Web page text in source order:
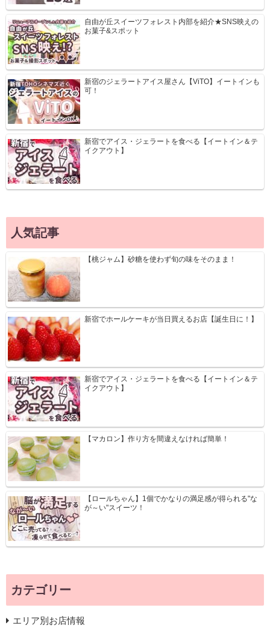
自由が丘スイーツフォレスト内部を紹介★SNS映えの
お菓子&スポット
新宿のジェラートアイス屋さん【ViTO】イートインも
可！
新宿でアイス・ジェラートを食べる【イートイン＆テ
イクアウト】
人気記事
【桃ジャム】砂糖を使わず旬の味をそのまま！
新宿でホールケーキが当日買えるお店【誕生日に！】
新宿でアイス・ジェラートを食べる【イートイン＆テ
イクアウト】
【マカロン】作り方を間違えなければ簡単！
【ロールちゃん】1個でかなりの満足感が得られる"な
が～い"スイーツ！
カテゴリー
エリア別お店情報